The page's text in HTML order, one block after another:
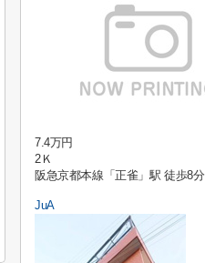
7.4万円
2Ｋ
阪急京都本線「正雀」駅 徒歩8分
JuA